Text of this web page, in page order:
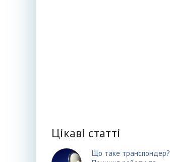
Цікаві статті
Що таке транспондер?